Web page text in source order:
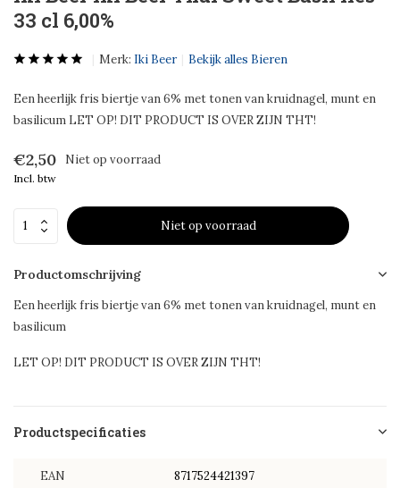
33 cl 6,00%
Merk: Iki Beer Bekijk alles Bieren
Een heerlijk fris biertje van 6% met tonen van kruidnagel, munt en
basilicum LET OP! DIT PRODUCT IS OVER ZIJN THT!
€2,50 Niet op voorraad
Incl. btw
Niet op voorraad
Productomschrijving
Een heerlijk fris biertje van 6% met tonen van kruidnagel, munt en
basilicum
LET OP! DIT PRODUCT IS OVER ZIJN THT!
Productspecificaties
EAN 8717524421397